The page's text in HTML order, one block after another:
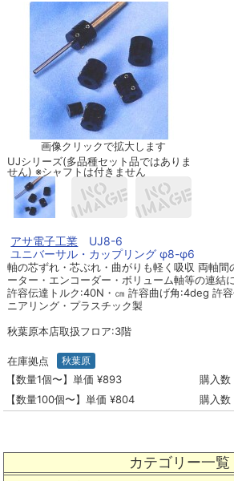
カテゴリー一覧
画像クリックで拡大します
UJシリーズ(多品種セット品ではありま
せん) ※シャフトは付きません
アサ電子工業 UJ8-6
ユニバーサル・カップリング φ8-φ6
軸の芯ずれ・芯ぶれ・曲がりも軽く吸収 両軸間
ーター・エンコーダー・ボリューム軸等の連結
許容伝達トルク:40N・㎝ 許容曲げ角:4deg 許
ニアリング・プラスチック製
秋葉原本店取扱フロア:3階
在庫拠点 秋葉原
【数量1個〜】単価 ¥893
購入数
【数量100個〜】単価 ¥804
購入数